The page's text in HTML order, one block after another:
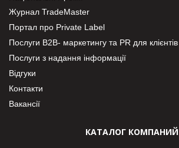
Журнал TradeMaster
Портал про Private Label
Послуги В2В- маркетингу та PR для клієнтів
Послуги з надання інформації
Відгуки
Контакти
Вакансії
КАТАЛОГ КОМПАНИЙ